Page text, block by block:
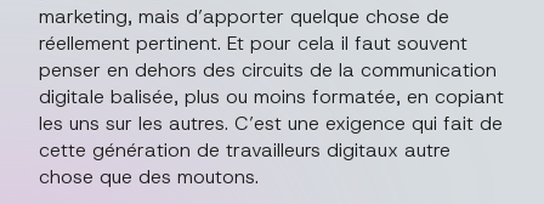
marketing, mais d’apporter quelque chose de
réellement pertinent. Et pour cela il faut souvent
penser en dehors des circuits de la communication
digitale balisée, plus ou moins formatée, en copiant
les uns sur les autres. C’est une exigence qui fait de
cette génération de travailleurs digitaux autre
chose que des moutons.